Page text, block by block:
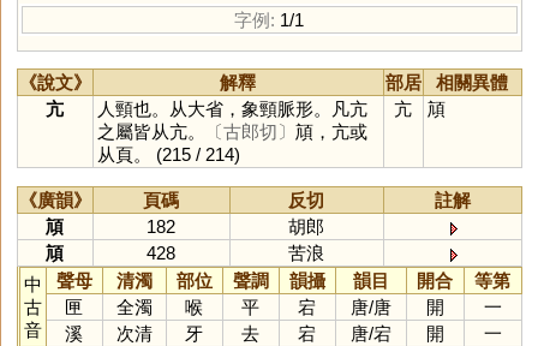
字例: 1/1
《說文》 解釋 部居
相關異體
亢
人頸也。从大省，象頸脈形。凡亢
之屬皆从亢。
〔古郎切〕 頏，亢或
从頁。 (215 / 214)
亢 頏
《廣韻》 頁碼 反切
註解
頏
182
胡郎
頏
428
苦浪
中
古
音
聲母 清濁 部位 聲調 韻攝 韻目 開合
等第
匣
全濁 喉 平 宕 唐/唐 開
一
溪
次清 牙 去 宕 唐/宕 開 一